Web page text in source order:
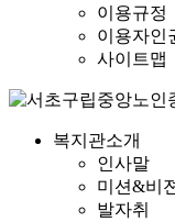
이용규정
이용자인
사이트맵
복지관소개
인사말
미션&비
발자취